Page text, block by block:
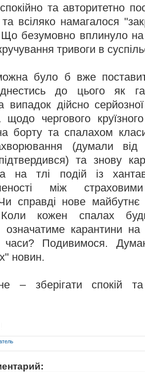
та авторитетно
всіляко намагалося
безумовно вплинуло на
тривоги в
було б вже
до цього як
випадок дійсно
чергового
борту та спалахом
(думали від
та знову
на тлі подій із
між
справді нове майбутнє
кожен спалах будь-
означатиме карантини
часи? Подивимося.
новин.
– зберігати спокій